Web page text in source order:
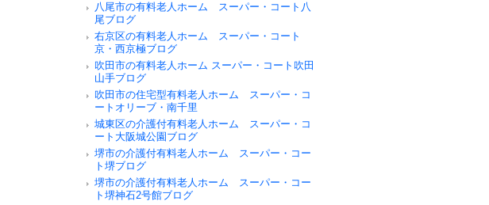
八尾市の有料老人ホーム スーパー・コート八
尾ブログ
右京区の有料老人ホーム スーパー・コート
京・西京極ブログ
吹田市の有料老人ホーム スーパー・コート吹田
山手ブログ
吹田市の住宅型有料老人ホーム スーパー・コ
ートオリーブ・南千里
城東区の介護付有料老人ホーム スーパー・コ
ート大阪城公園ブログ
堺市の介護付有料老人ホーム スーパー・コー
ト堺ブログ
堺市の介護付有料老人ホーム スーパー・コー
ト堺神石2号館ブログ